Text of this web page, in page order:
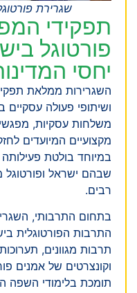
שגרירת
תפקידי
פורטוגל
יחסי
השגרירות ממלאת
ושיתופי פעולה עסקיים
משלחות עסקיות,
מקצועיים המיועדים
במיוחד בולטת
שבהם ישראל ופורטוגל
רבים.
בתחום התרבותי,
התרבות הפורטוגלית
תרבות מגוונים,
וקונצרטים של אמנים
תומכת בלימודי השפה